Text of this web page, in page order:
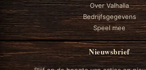
Over Valhalla
Bedrijfsgegevens
Speel mee
Nieuwsbrief